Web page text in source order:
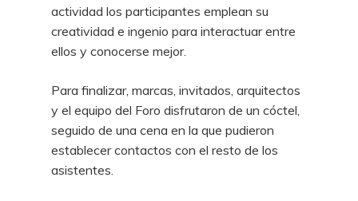
actividad los participantes emplean su
creatividad e ingenio para interactuar entre
ellos y conocerse mejor.
Para finalizar, marcas, invitados, arquitectos
y el equipo del Foro disfrutaron de un cóctel,
seguido de una cena en la que pudieron
establecer contactos con el resto de los
asistentes.